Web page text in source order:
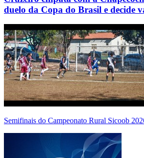
duelo da Copa do Brasil e decide
Semifinais do Campeonato Rural Sicoob